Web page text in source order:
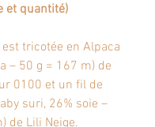
et quantité)
est tricotée en Alpaca
– 50 g = 167 m) de
0100 et un fil de
suri, 26% soie –
de Lili Neige.